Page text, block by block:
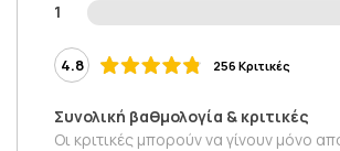
1
4.8 256 Κριτικές
Συνολική βαθμολογία & κριτικές
Οι κριτικές μπορούν να γίνουν μόνο